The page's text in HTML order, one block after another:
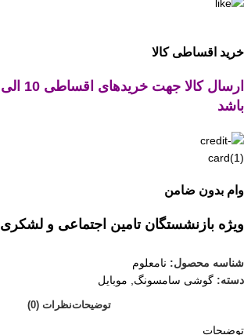
خرید اقساطی کالا
باشد
وام بدون ضامن
ویژه بازنشستگان تامین اجتماعی و لشکری
شناسه محصول: نامعلوم
دسته: گوشی سامسونگ موبایل
توضیحاتنظرات (0)
توضیحات